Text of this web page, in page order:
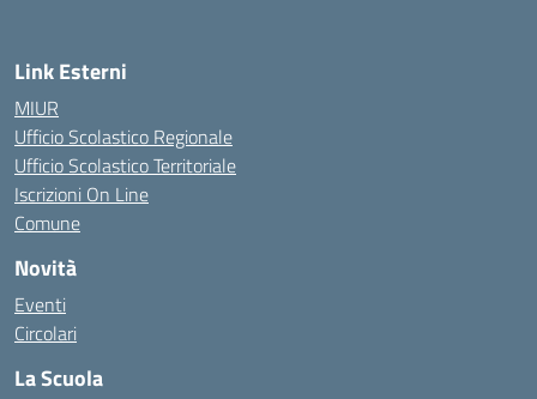
Link Esterni
MIUR
Ufficio Scolastico Regionale
Ufficio Scolastico Territoriale
Iscrizioni On Line
Comune
Novità
Eventi
Circolari
La Scuola